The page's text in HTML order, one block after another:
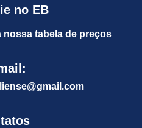
no EB
tabela de preços
ail.com